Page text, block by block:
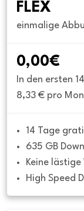
FLEX
einmalige
0,00€
In den ersten
8,33 € pro
14 Tage
635 GB
Keine
High Speed